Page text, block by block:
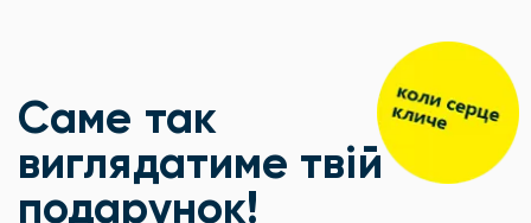
Саме так
виглядатиме твій
подарунок!